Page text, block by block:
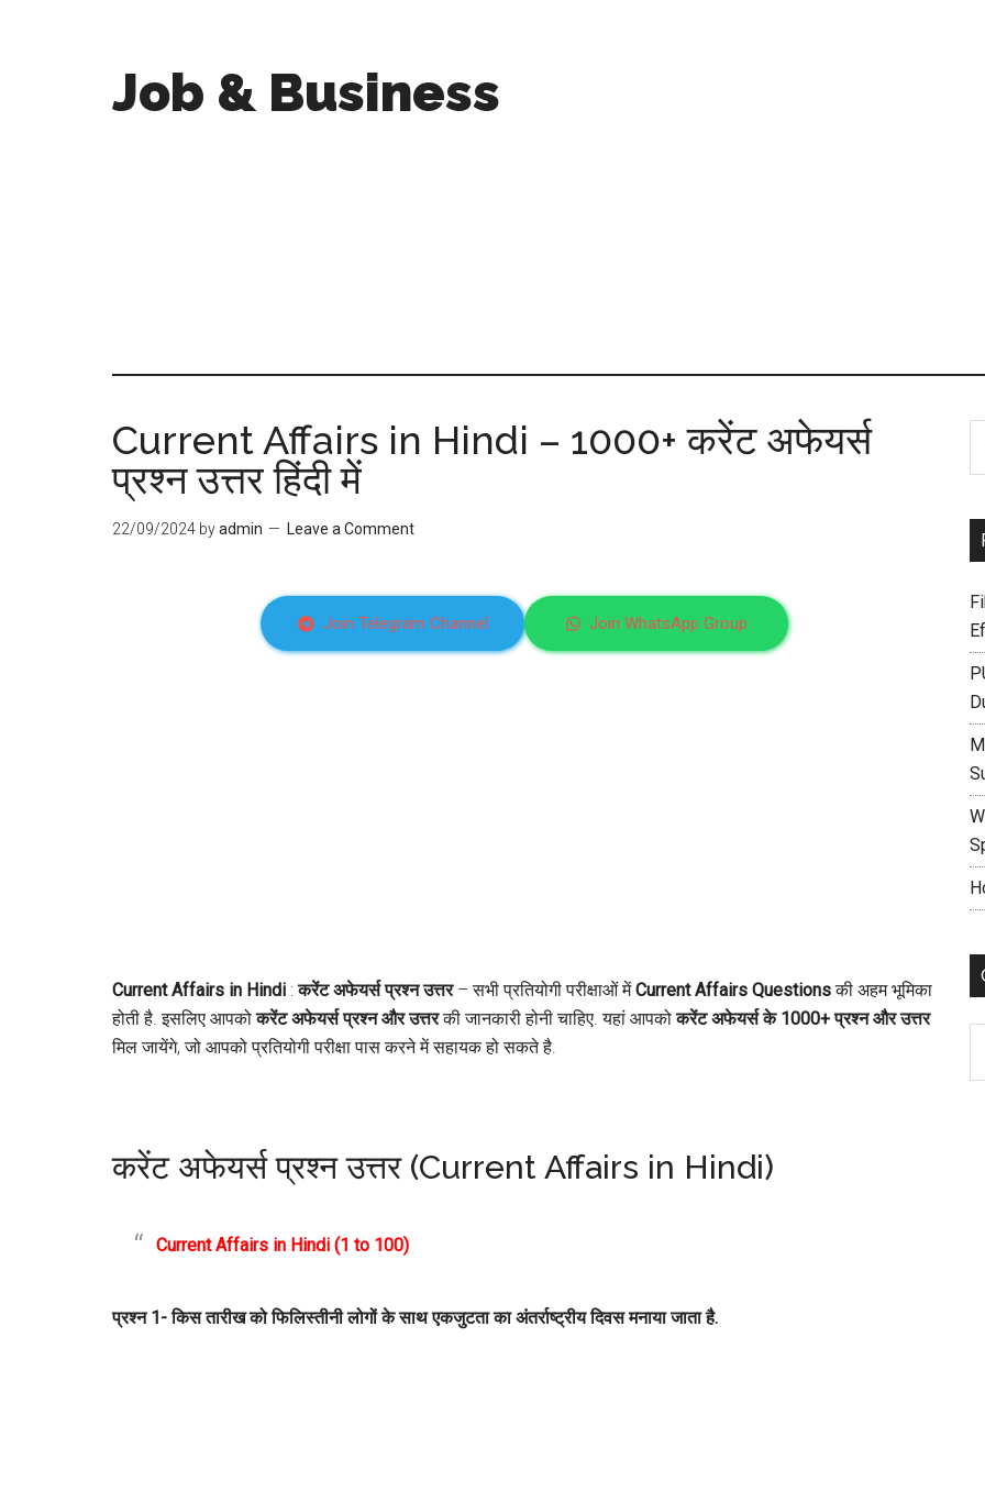
Job & Business
Current Affairs in Hindi – 1000+ करेंट अफेयर्स
प्रश्न उत्तर हिंदी में
22/09/2024 byadmin Leave a Comment
Join Telegram Channel Join WhatsApp Group
Current Affairs in Hindi :करेंट अफेयर्स प्रश्न उत्तर– सभी प्रतियोगी परीक्षाओं मेंCurrent Affairs Questionsकी अहम भूमिका
होती है. इसलिए आपकोकरेंट अफेयर्स प्रश्न और उत्तरकी जानकारी होनी चाहिए. यहां आपकोकरेंट अफेयर्स के 1000+ प्रश्न और उत्तर
मिल जायेंगे, जो आपको प्रतियोगी परीक्षा पास करने में सहायक हो सकते है.
करेंट अफेयर्स प्रश्न उत्तर (Current Affairs in Hindi)
Current Affairs in Hindi (1 to 100)
प्रश्न 1- किस तारीख को फिलिस्तीनी लोगों के साथ एकजुटता का अंतर्राष्ट्रीय दिवस मनाया जाता है.